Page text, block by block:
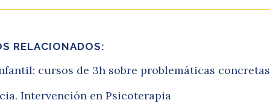
RELACIONADOS:
cursos de 3h sobre problemáticas concretas
Intervención en Psicoterapia